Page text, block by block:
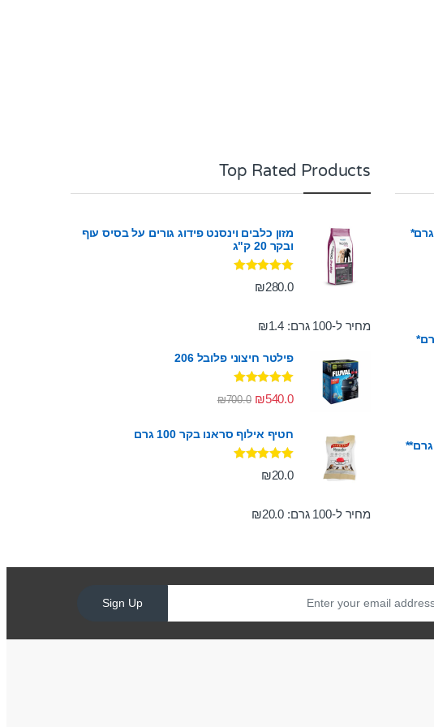
Top Rated Products
מזון כלבים וינסנט פידוג גורים על בסיס עוף
ובקר 20 ק"ג
דורג5.00
מתוך 5 ₪280.0
מחיר ל-100 גרם: ₪1.4
פילטר חיצוני פלובל 206
דורג 5.00
מתוך 5 ₪540.0
₪700.0
חטיף אילוף סראנו בקר 100 גרם
דורג
מתוך 5₪20.0
מחיר ל-100 גרם: ₪20.0
Sign Up